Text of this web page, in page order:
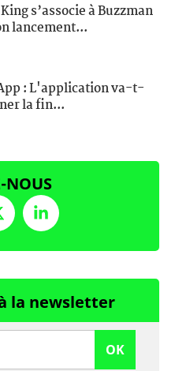
s’associe à Buzzman
lancement...
: L'application va-t-
la fin...
NOUS
la newsletter
OK